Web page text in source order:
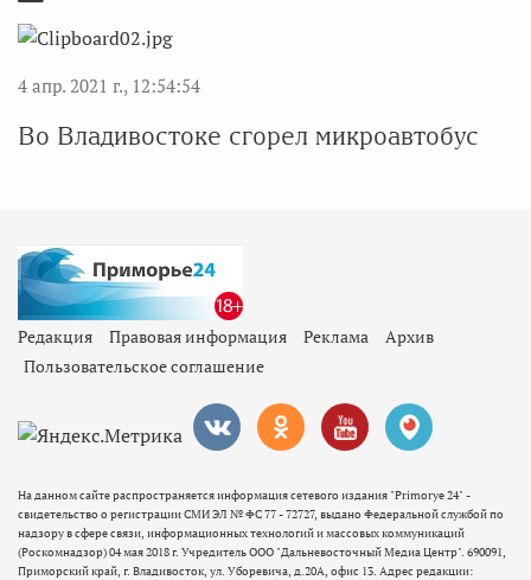
4 апр. 2021 г., 12:54:54
Во Владивостоке сгорел микроавтобус
Редакция Правовая информация Реклама
Архив
Пользовательское соглашение
На данном сайте распространяется информация сетевого издания "Primorye 24" -
свидетельство о регистрации СМИ ЭЛ № ФС 77 - 72727, выдано Федеральной службой по
надзору в сфере связи, информационных технологий и массовых коммуникаций
(Роскомнадзор) 04 мая 2018 г. Учредитель ООО "Дальневосточный Медиа Центр". 690091,
Приморский край, г. Владивосток, ул. Уборевича, д.20А, офис 13. Адрес редакции: